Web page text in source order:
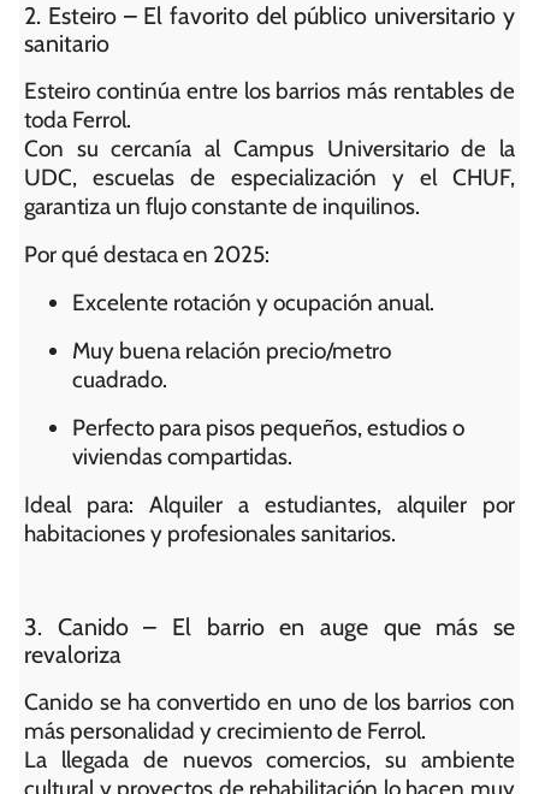
2. Esteiro – El favorito del público universitario y
sanitario
Esteiro continúa entre los barrios más rentables de
toda Ferrol.
Con su cercanía al Campus Universitario de la
UDC, escuelas de especialización y el CHUF,
garantiza un flujo constante de inquilinos.
Por qué destaca en 2025:
Excelente rotación y ocupación anual.
Muy buena relación precio/metro
cuadrado.
Perfecto para pisos pequeños, estudios o
viviendas compartidas.
Ideal para: Alquiler a estudiantes, alquiler por
habitaciones y profesionales sanitarios.
3. Canido – El barrio en auge que más se
revaloriza
Canido se ha convertido en uno de los barrios con
más personalidad y crecimiento de Ferrol.
La llegada de nuevos comercios, su ambiente